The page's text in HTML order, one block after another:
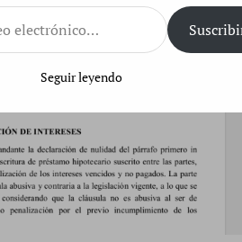
suelo de Toledo reconoce la
Seguir leyendo